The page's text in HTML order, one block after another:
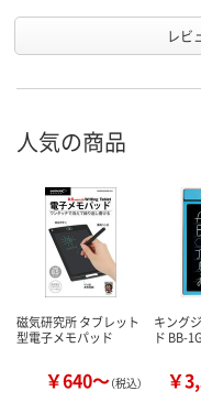
レビ
人気の商品
磁気研究所 タブレット
型電子メモパッド
￥640～（税込）
キング
ド BB-
￥